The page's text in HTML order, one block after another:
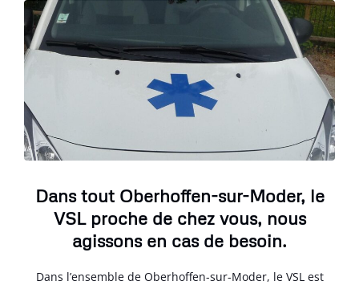
Dans tout Oberhoffen-sur-Moder, le
VSL proche de chez vous, nous
agissons en cas de besoin.
Dans l’ensemble de Oberhoffen-sur-Moder, le VSL est